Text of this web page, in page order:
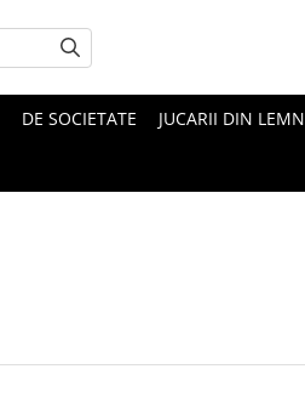
DE SOCIETATE JUCARII DIN LEMN